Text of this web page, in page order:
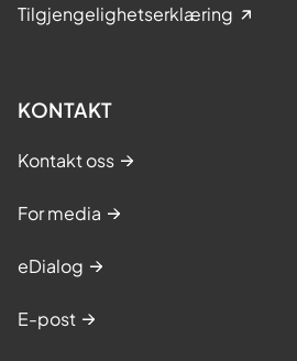
Tilgjengelighetserklæring
KONTAKT
Kontakt oss
For media
eDialog
E-post